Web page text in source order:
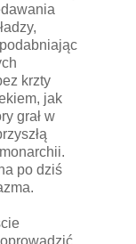
krzty
jak
grał w
po dziś